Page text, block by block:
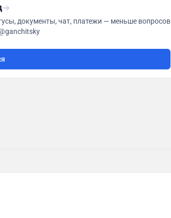
документы, чат, платежи — меньше вопросов
Админ: @ganchitsky